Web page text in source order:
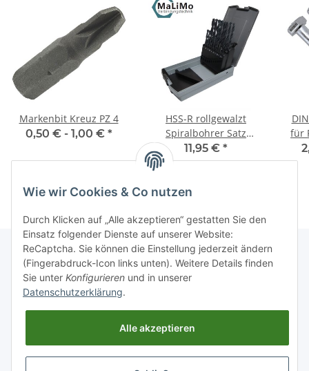
Markenbit Kreuz PZ 4
0,50 € - 1,00 € *
HSS-R rollgewalzt
Spiralbohrer Satz
Metallbohrer 1-10 mm
19 tlg. Rose-Box
11,95 € *
für
Informationen
Wie wir Cookies & Co nutzen
Durch Klicken auf „Alle akzeptieren“ gestatten Sie den
Einsatz folgender Dienste auf unserer Website:
ReCaptcha. Sie können die Einstellung jederzeit ändern
(Fingerabdruck-Icon links unten). Weitere Details finden
Sie unter Konfigurieren und in unserer
Datenschutzerklärung.
Alle akzeptieren